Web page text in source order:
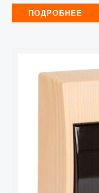
ПОДРОБНЕЕ